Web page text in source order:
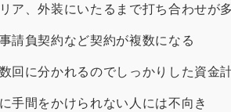
ア、外装にいたるまで打ち合わせが
請負契約など契約が複数になる
回に分かれるのでしっかりした資金
手間をかけられない人には不向き